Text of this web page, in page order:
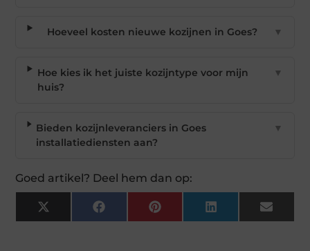
Hoeveel kosten nieuwe kozijnen in Goes? ▼
Hoe kies ik het juiste kozijntype voor mijn
huis?
▼
Bieden kozijnleveranciers in Goes
installatiediensten aan?
▼
Goed artikel? Deel hem dan op:
X
(Twitter)
Facebook Pinterest LinkedIn Email